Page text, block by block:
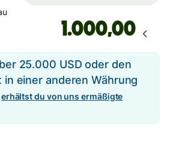
,00
25.000 USD oder den
in einer anderen Währung
erhältst du von uns ermäßigte